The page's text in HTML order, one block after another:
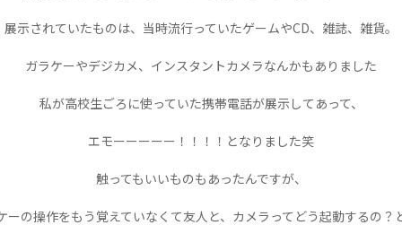
展示されていたものは、当時流行っていたゲームやCD、雑誌、雑貨。
ガラケーやデジカメ、インスタントカメラなんかもありました
私が高校生ごろに使っていた携帯電話が展示してあって、
エモーーーーー！！！！となりました笑
触ってもいいものもあったんですが、
ーの操作をもう覚えていなくて友人と、カメラってどう起動するの？